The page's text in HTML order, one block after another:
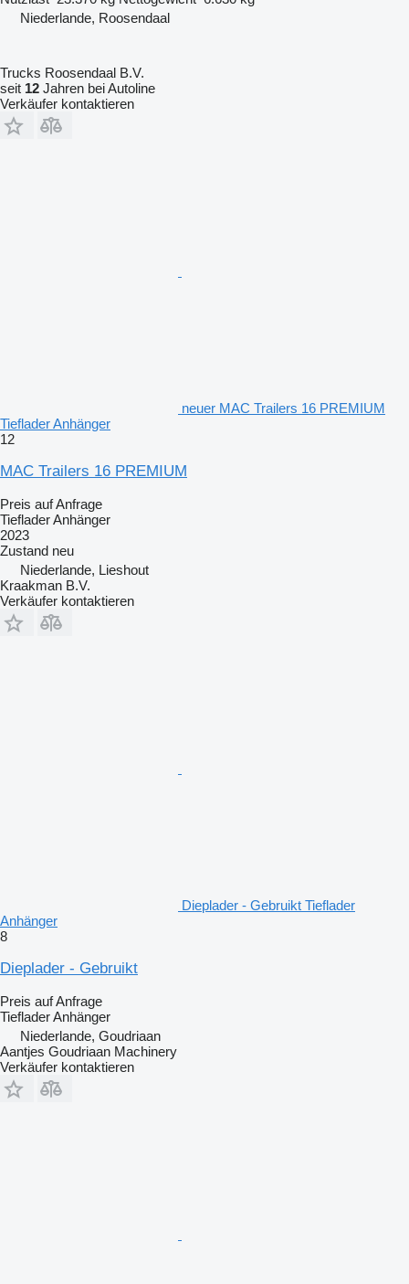
Niederlande, Roosendaal
Trucks Roosendaal B.V.
seit 12 Jahren bei Autoline
Verkäufer kontaktieren
neuer MAC Trailers 16 PREMIUM
Tieflader Anhänger
12
MAC Trailers 16 PREMIUM
Preis auf Anfrage
Tieflader Anhänger
2023
Zustand neu
Niederlande, Lieshout
Kraakman B.V.
Verkäufer kontaktieren
Dieplader - Gebruikt Tieflader
Anhänger
8
Dieplader - Gebruikt
Preis auf Anfrage
Tieflader Anhänger
Niederlande, Goudriaan
Aantjes Goudriaan Machinery
Verkäufer kontaktieren